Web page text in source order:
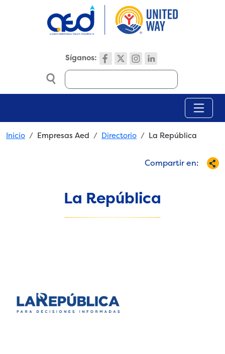
Síganos:
Search
Breadcrumb
Inicio Empresas Aed Directorio La República
Compartir en:
La República